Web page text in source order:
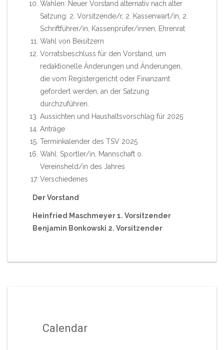
Wahlen: Neuer Vorstand alternativ nach alter
Satzung: 2. Vorsitzende/r, 2. Kassenwart/in, 2.
Schriftführer/in, Kassenprüfer/innen, Ehrenrat
Wahl von Beisitzern
Vorratsbeschluss für den Vorstand, um
redaktionelle Änderungen und Änderungen,
die vom Registergericht oder Finanzamt
gefordert werden, an der Satzung
durchzuführen.
Aussichten und Haushaltsvorschlag für 2025
Anträge
Terminkalender des TSV 2025
Wahl: Sportler/in, Mannschaft o.
Vereinsheld/in des Jahres
Verschiedenes
Der Vorstand
Heinfried Maschmeyer 1. Vorsitzender
Benjamin Bonkowski 2. Vorsitzender
Calendar